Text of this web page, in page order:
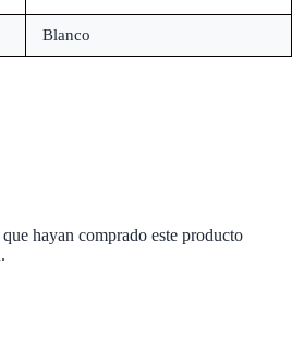
Blanco
hayan comprado este producto